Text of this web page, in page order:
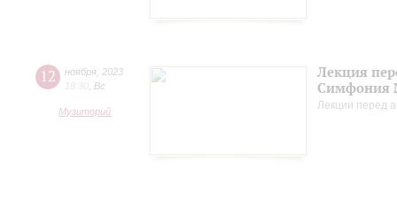
12 ноября 2023
18:30 Вс
Музиторий
Лекция
Симфония
Лекции перед